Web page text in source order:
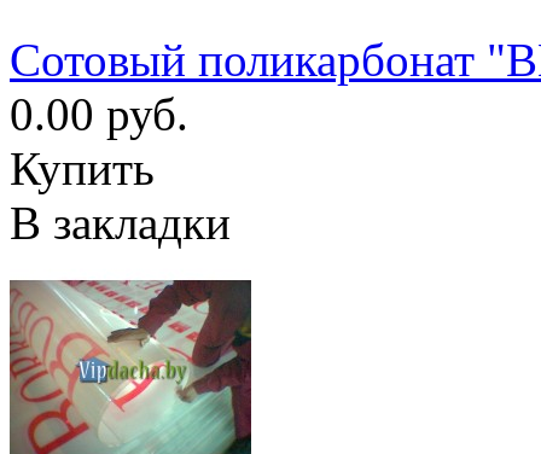
Сотовый поликарбонат
0.00 руб.
Купить
В закладки